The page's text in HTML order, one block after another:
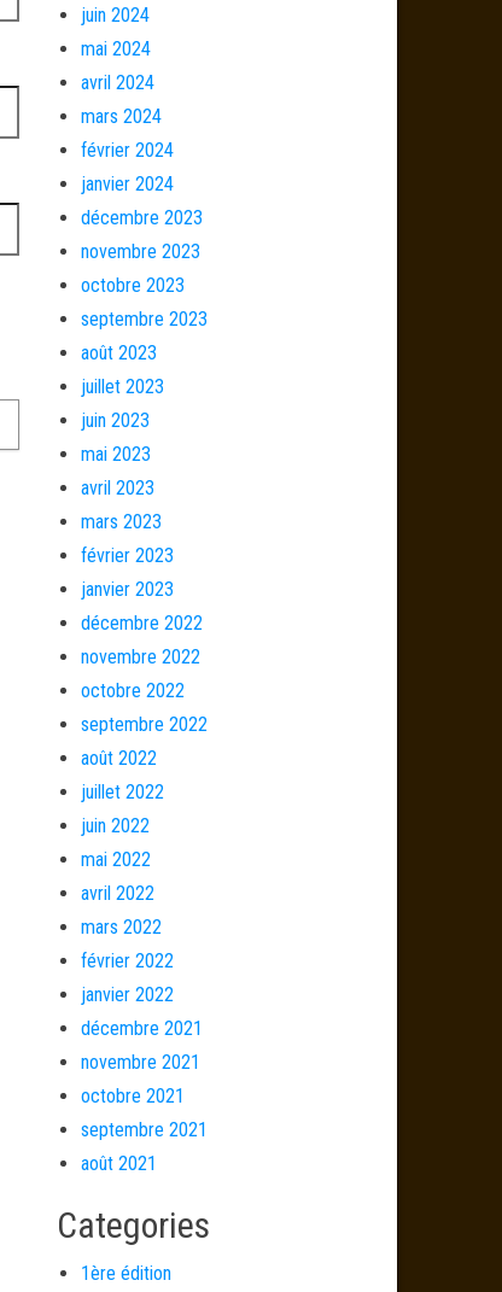
juin 2024
mai 2024
avril 2024
mars 2024
février 2024
janvier 2024
décembre 2023
novembre 2023
octobre 2023
septembre 2023
août 2023
juillet 2023
juin 2023
mai 2023
avril 2023
mars 2023
février 2023
janvier 2023
décembre 2022
novembre 2022
octobre 2022
septembre 2022
août 2022
juillet 2022
juin 2022
mai 2022
avril 2022
mars 2022
février 2022
janvier 2022
décembre 2021
novembre 2021
octobre 2021
septembre 2021
août 2021
Categories
1ère édition